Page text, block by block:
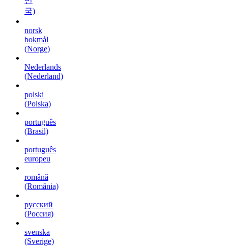
국)
norsk
bokmål
(Norge)
Nederlands
(Nederland)
polski
(Polska)
português
(Brasil)
português
europeu
română
(România)
русский
(Россия)
svenska
(Sverige)